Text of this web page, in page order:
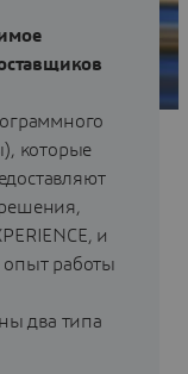
которые
и
работы
два типа